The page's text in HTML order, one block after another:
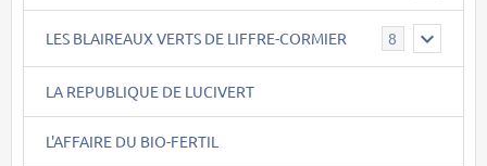
LES BLAIREAUX VERTS DE LIFFRE-CORMIER 8
LA REPUBLIQUE DE LUCIVERT
L'AFFAIRE DU BIO-FERTIL